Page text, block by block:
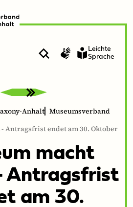
Suche Gebärdenvideo
Leichte
Sprache
Anhalt Museumsverband
Antragsfrist endet am 30. Oktober
macht
am 30.